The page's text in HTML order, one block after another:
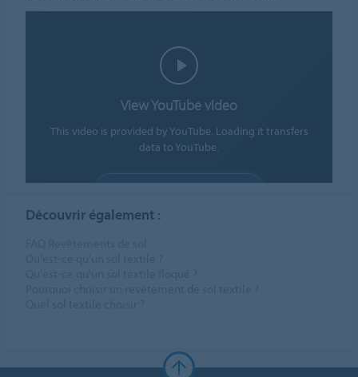
View YouTube video
This video is provided by YouTube. Loading it transfers
data to YouTube.
Cookie settings
Découvrir également :